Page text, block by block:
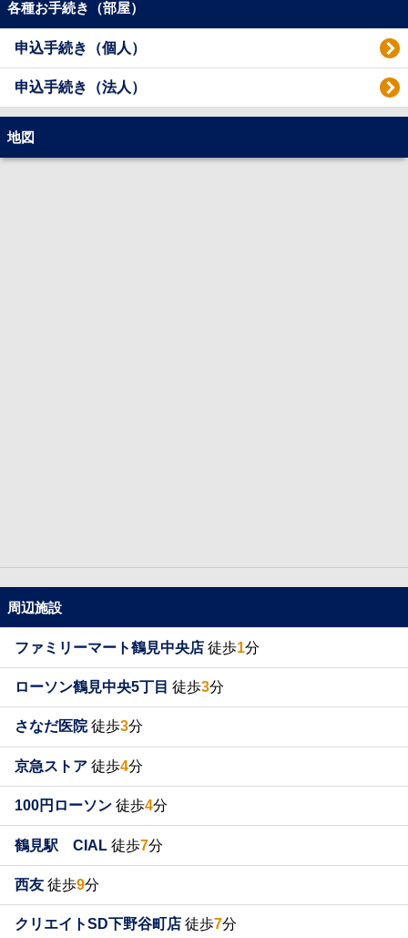
各種お手続き（部屋）
申込手続き（個人）
申込手続き（法人）
地図
周辺施設
ファミリーマート鶴見中央店 徒歩1分
ローソン鶴見中央5丁目 徒歩3分
さなだ医院徒歩3分
京急ストア 徒歩4分
100円ローソン 徒歩4分
鶴見駅 CIAL 徒歩7分
西友 徒歩9分
クリエイトSD下野谷町店 徒歩7分